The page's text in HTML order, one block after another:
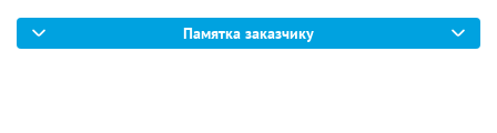
Памятка заказчику